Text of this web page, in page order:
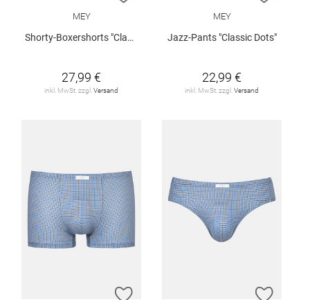
MEY
Shorty-Boxershorts "Classic Dots"
27,99 €
inkl. MwSt. zzgl. Versand
MEY
Jazz-Pants "Classic Dots"
22,99 €
inkl. MwSt. zzgl. Versand
ZUR WUNSCHLISTE HINZUFÜGEN
ZUR